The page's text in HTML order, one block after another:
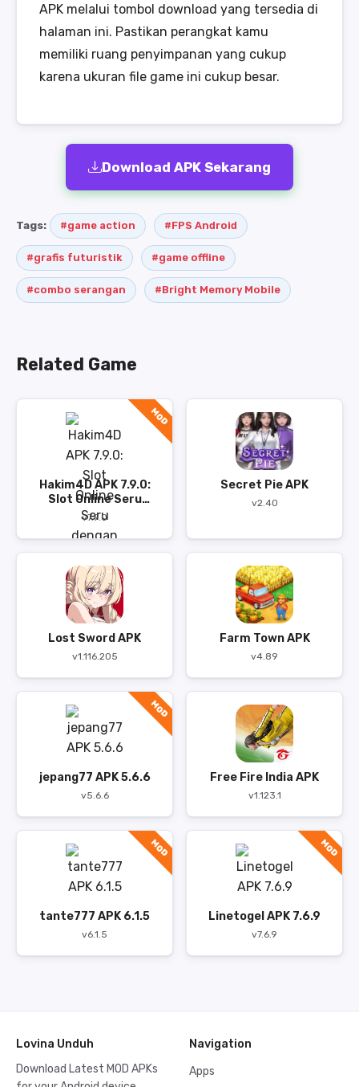
APK melalui tombol download yang tersedia di
halaman ini. Pastikan perangkat kamu
memiliki ruang penyimpanan yang cukup
karena ukuran file game ini cukup besar.
Download APK Sekarang
Tags: #game action #FPS Android
#grafis futuristik #game offline
#combo serangan #Bright Memory Mobile
Related Game
MOD
Hakim4D APK 7.9.0:
Slot Online Seru
dengan Gameplay
Cepat
v7.9.0
Secret Pie APK
v2.40
Lost Sword APK
v1.116.205
Farm Town APK
v4.89
MOD
jepang77 APK 5.6.6
v5.6.6
Free Fire India APK
v1.123.1
MOD
tante777 APK 6.1.5
v6.1.5
MOD
Linetogel APK 7.6.9
v7.6.9
Lovina Unduh
Download Latest MOD APKs
Navigation
Apps